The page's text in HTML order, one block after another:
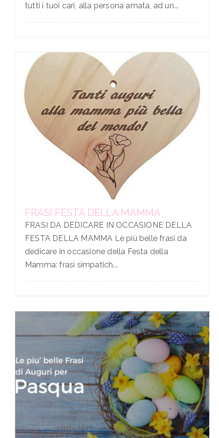
tutti i tuoi cari, alla persona amata, ad un...
FRASI FESTA DELLA MAMMA
FRASI DA DEDICARE IN OCCASIONE DELLA
FESTA DELLA MAMMA Le più belle frasi da
dedicare in occasione della Festa della
Mamma: frasi simpatich...